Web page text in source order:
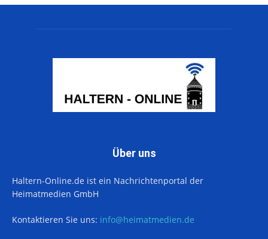
Über uns
Haltern-Online.de ist ein Nachrichtenportal der
Heimatmedien GmbH
Kontaktieren Sie uns: info@heimatmedien.de